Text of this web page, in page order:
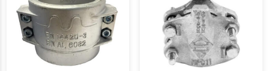
można
wybrać
na
stronie
wybrać
na
stronie
produktu